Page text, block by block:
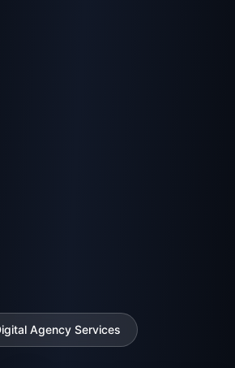
Agency Services